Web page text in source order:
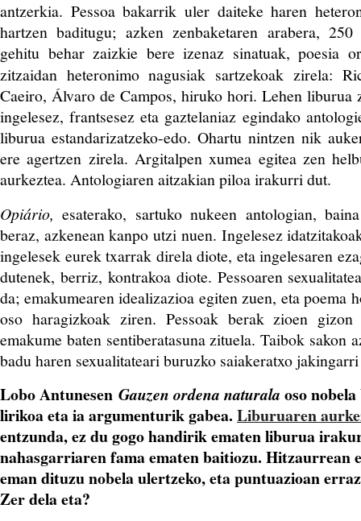
antzerkia. Pessoa bakarrik uler daiteke haren
hartzen baditugu; azken zenbaketaren arabera,
gehitu behar zaizkie bere izenaz sinatuak, poesia
zitzaidan heteronimo nagusiak sartzekoak zirela:
Caeiro, Álvaro de Campos, hiruko hori. Lehen liburua
ingelesez, frantsesez eta gaztelaniaz egindako
liburua estandarizatzeko-edo. Ohartu nintzen nik
ere agertzen zirela. Argitalpen xumea egitea zen
aurkeztea. Antologiaren aitzakian piloa irakurri dut.
Opiário, esaterako, sartuko nukeen antologian,
beraz, azkenean kanpo utzi nuen. Ingelesez
ingelesek eurek txarrak direla diote, eta ingelesaren
dutenek, berriz, kontrakoa diote. Pessoaren
da; emakumearen idealizazioa egiten zuen, eta poema
oso haragizkoak ziren. Pessoak berak zioen
emakume baten sentiberatasuna zituela. Taibok sakon
badu haren sexualitateari buruzko saiakeratxo
Lobo Antunesen Gauzen ordena naturala osonobela
lirikoa eta ia argumenturik gabea. Liburuaren
entzunda, ez du gogo handirik ematen liburua
nahasgarriaren fama ematen baitiozu. Hitzaurrean
eman dituzu nobela ulertzeko, eta puntuazioan
Zer dela eta?